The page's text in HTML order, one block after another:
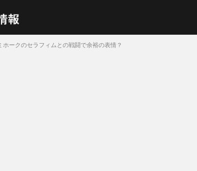
ホークのセラフィムとの戦闘で余裕の表情？